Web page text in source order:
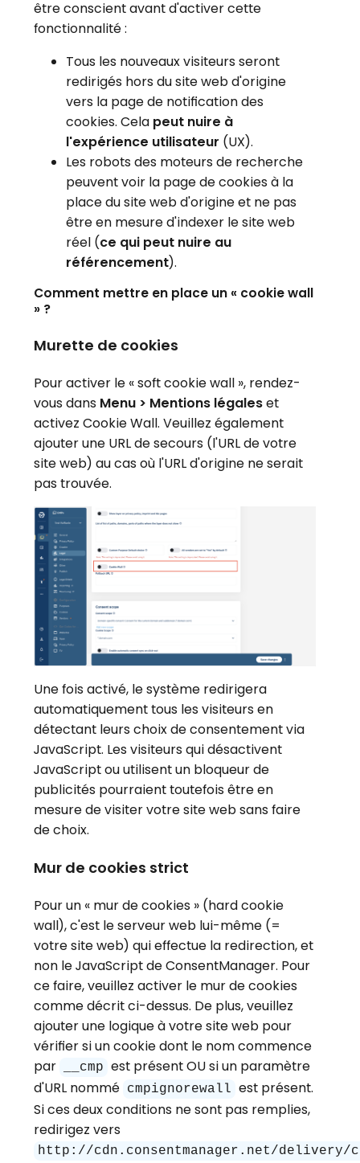
être conscient avant d'activer cette
fonctionnalité :
Tous les nouveaux visiteurs seront
redirigés hors du site web d'origine
vers la page de notification des
cookies. Cela peut nuire à
l'expérience utilisateur (UX).
Les robots des moteurs de recherche
peuvent voir la page de cookies à la
place du site web d'origine et ne pas
être en mesure d'indexer le site web
réel (ce qui peut nuire au
référencement).
Comment mettre en place un « cookie wall
» ?
Murette de cookies
Pour activer le « soft cookie wall », rendez-
vous dans Menu > Mentions légaleset
activez Cookie Wall. Veuillez également
ajouter une URL de secours (l'URL de votre
site web) au cas où l'URL d'origine ne serait
pas trouvée.
Une fois activé, le système redirigera
automatiquement tous les visiteurs en
détectant leurs choix de consentement via
JavaScript. Les visiteurs qui désactivent
JavaScript ou utilisent un bloqueur de
publicités pourraient toutefois être en
mesure de visiter votre site web sans faire
de choix.
Mur de cookies strict
Pour un « mur de cookies » (hard cookie
wall), c'est le serveur web lui-même (=
votre site web) qui effectue la redirection, et
non le JavaScript de ConsentManager. Pour
ce faire, veuillez activer le mur de cookies
comme décrit ci-dessus. De plus, veuillez
ajouter une logique à votre site web pour
vérifier si un cookie dont le nom commence
par
__cmp est présent OU si un paramètre
d'URL nommé cmpignorewall est présent.
Si ces deux conditions ne sont pas remplies,
redirigez vers
http://cdn.consentmanager.net/delivery/